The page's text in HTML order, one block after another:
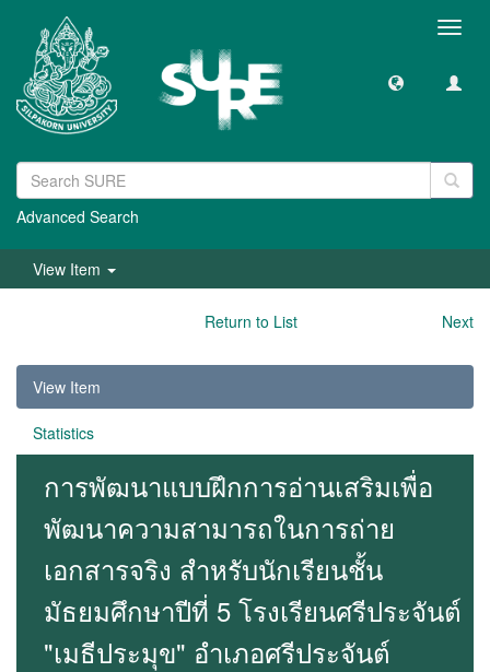
Advanced Search
View Item
Return to List Next
View Item
Statistics
การพัฒนาแบบฝึกการอ่านเสริมเพื่อ
พัฒนาความสามารถในการถ่าย
เอกสารจริง สำหรับนักเรียนชั้น
มัธยมศึกษาปีที่ 5 โรงเรียนศรีประจันต์
"เมธีประมุข" อำเภอศรีประจันต์